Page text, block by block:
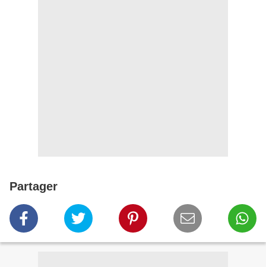
Partager